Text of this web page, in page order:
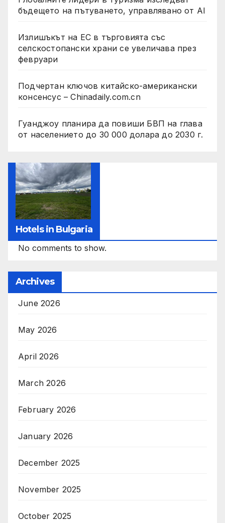
бъдещето на пътуването, управлявано от AI
Излишъкът на ЕС в търговията със
селскостопански храни се увеличава през
февруари
Подчертан ключов китайско-американски
консенсус – Chinadaily.com.cn
Гуанджоу планира да повиши БВП на глава
от населението до 30 000 долара до 2030 г.
Hotels in Bulgaria
No comments to show.
Archives
June 2026
May 2026
April 2026
March 2026
February 2026
January 2026
December 2025
November 2025
October 2025